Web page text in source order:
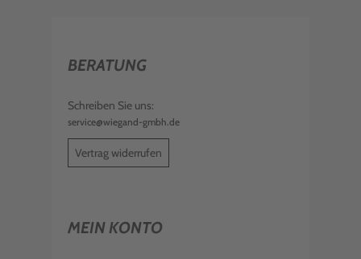
BERATUNG
Schreiben Sie uns:
service@wiegand-gmbh.de
Vertrag widerrufen
MEIN KONTO